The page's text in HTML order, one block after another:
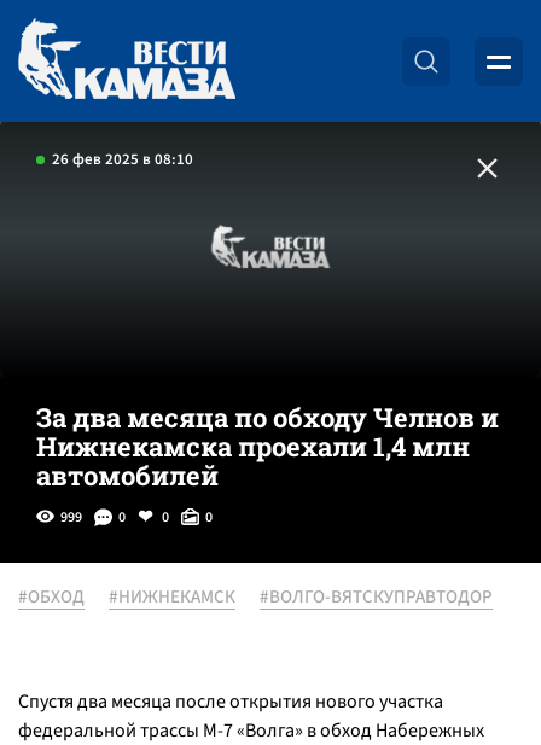
26 фев 2025 в 08:10
За два месяца по обходу Челнов и
Нижнекамска проехали 1,4 млн
автомобилей
999 0 0 0
#ОБХОД #НИЖНЕКАМСК #ВОЛГО-ВЯТСКУПРАВТОДОР
Спустя два месяца после открытия нового участка
федеральной трассы М-7 «Волга» в обход Набережных